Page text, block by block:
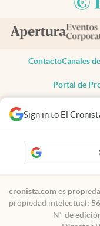
Sign in to El
ContactoCanales
Portal de
Todos
cronista.com es
propiedad intelectual:
N° de